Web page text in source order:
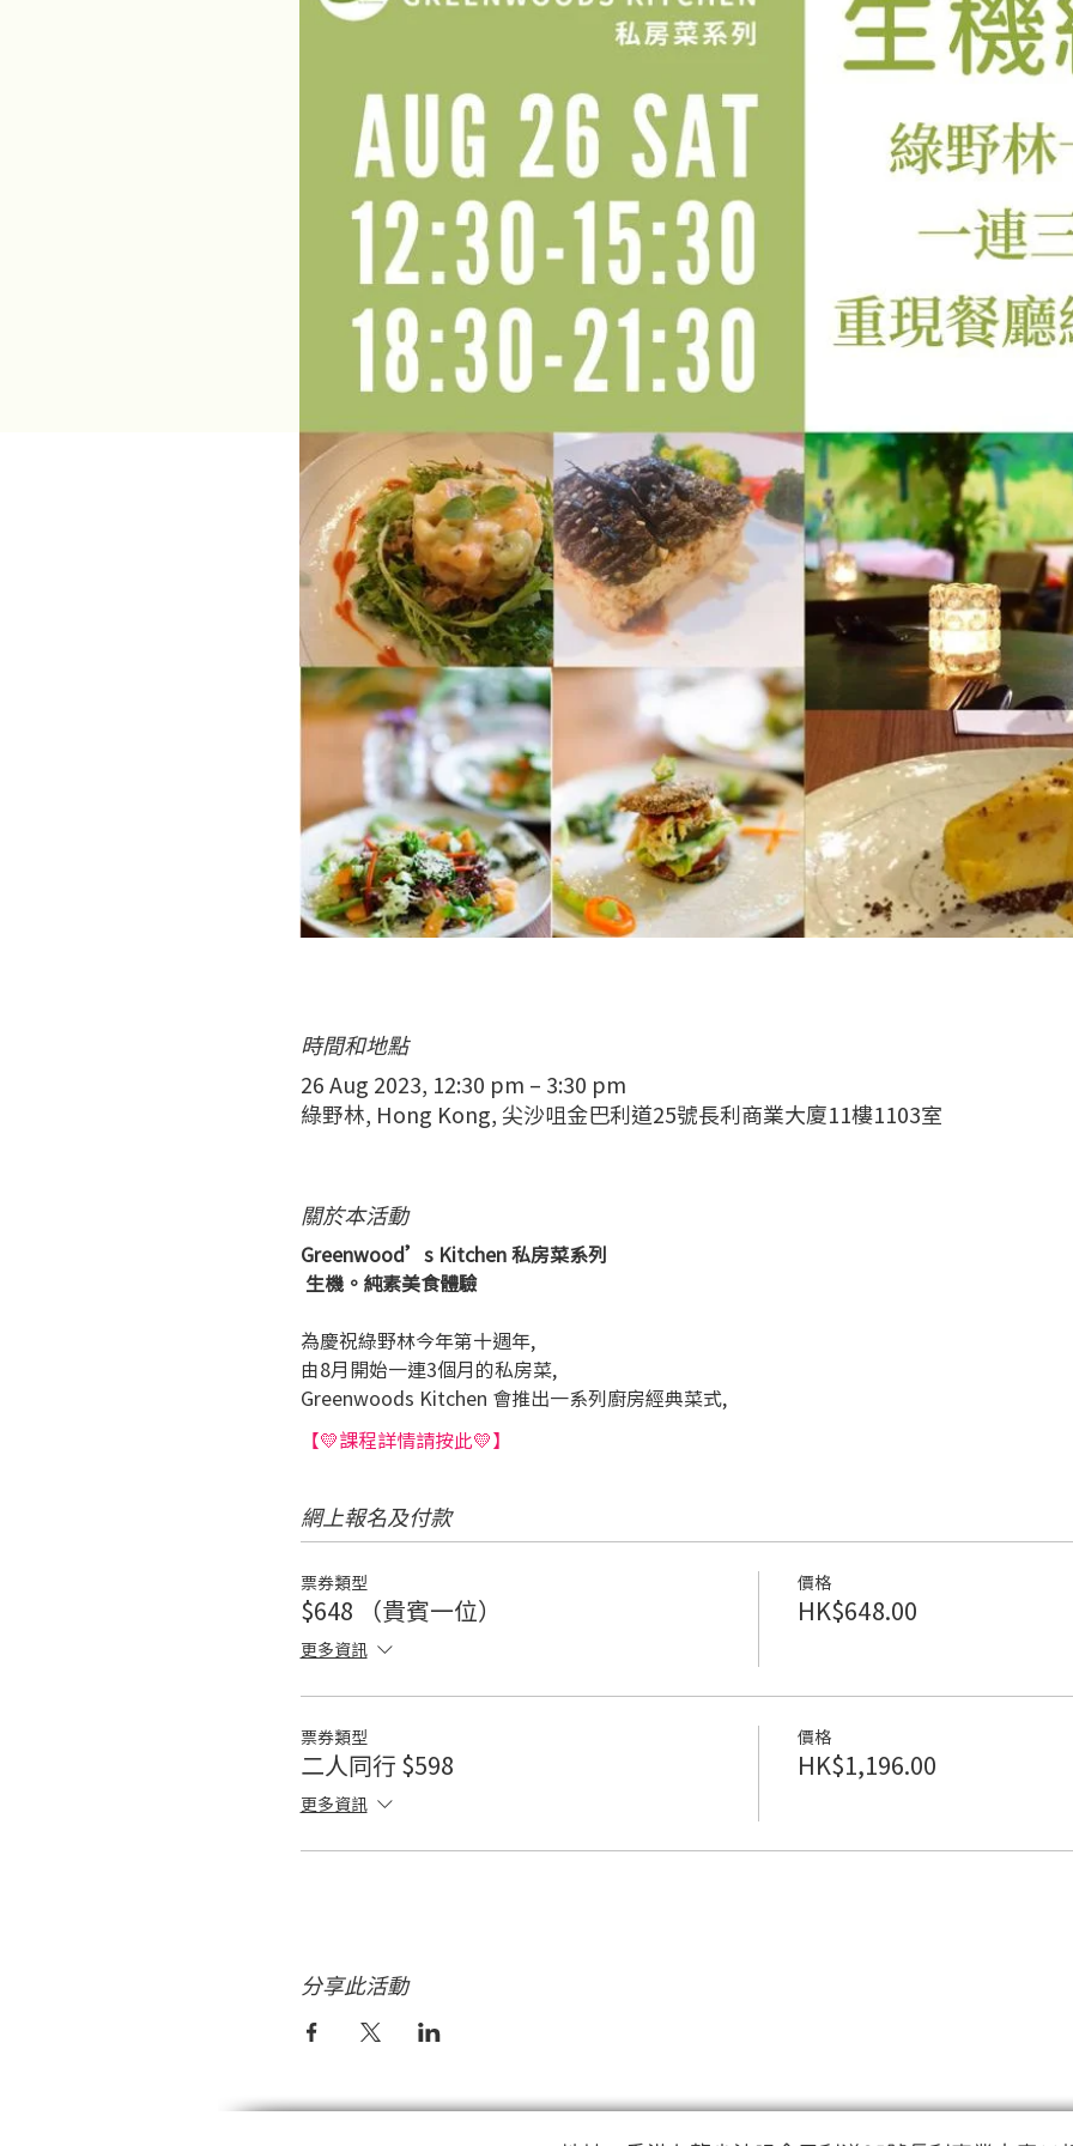
時間和地點
26 Aug 2023, 12:30 pm – 3:30 pm
綠野林, Hong Kong, 尖沙咀金巴利道25號長利商業大廈11樓1103室
關於本活動
Greenwood’s Kitchen 私房菜系列
生機。純素美食體驗
為慶祝綠野林今年第十週年,
由8月開始一連3個月的私房菜,
Greenwoods Kitchen 會推出一系列廚房經典菜式,
【💛課程詳情請按此💛】
網上報名及付款
票券類型
$648 （貴賓一位）
更多資訊
價格
HK$648.00
票券類型
二人同行 $598
更多資訊
價格
HK$1,196.00
分享此活動